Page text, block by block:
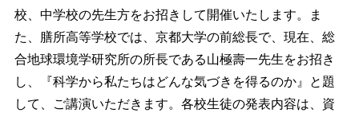
校、中学校の先生方をお招きして開催いたします。ま
た、膳所高等学校では、京都大学の前総長で、現在、総
合地球環境学研究所の所長である山極壽一先生をお招き
し、『科学から私たちはどんな気づきを得るのか』と題
して、ご講演いただきます。各校生徒の発表内容は、資